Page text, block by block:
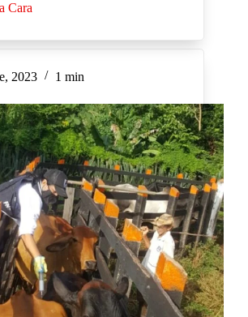
Cara
2023 1 min